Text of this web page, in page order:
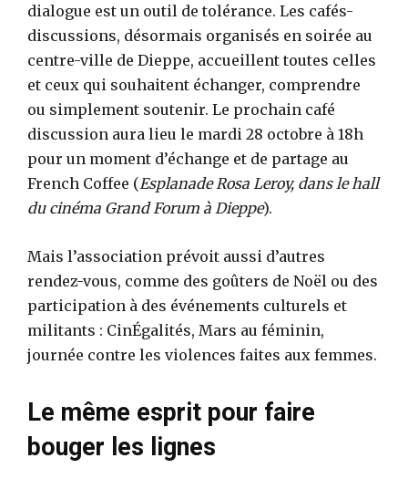
dialogue est un outil de tolérance. Les cafés-
discussions, désormais organisés en soirée au
centre-ville de Dieppe, accueillent toutes celles
et ceux qui souhaitent échanger, comprendre
ou simplement soutenir. Le prochain café
discussion aura lieu le mardi 28 octobre à 18h
pour un moment d’échange et de partage au
French Coffee (Esplanade Rosa Leroy, dans le hall
du cinéma Grand Forum à Dieppe).
Mais l’association prévoit aussi d’autres
rendez-vous, comme des goûters de Noël ou des
participation à des événements culturels et
militants : CinÉgalités, Mars au féminin,
journée contre les violences faites aux femmes.
Le même esprit pour faire
bouger les lignes